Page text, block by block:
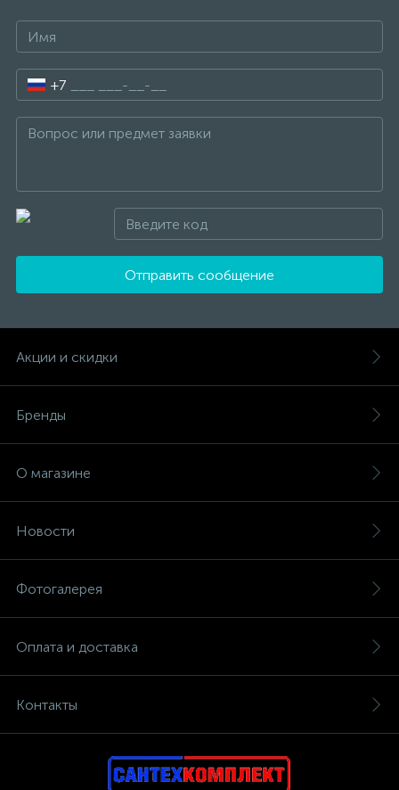
+7
Отправить сообщение
Акции и скидки
Бренды
О магазине
Новости
Фотогалерея
Оплата и доставка
Контакты